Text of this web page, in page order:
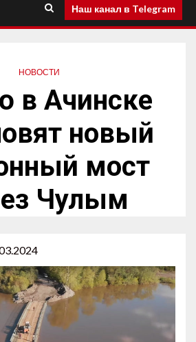
Наш канал в Telegram
НОВОСТИ
в Ачинске
новый
мост
Чулым